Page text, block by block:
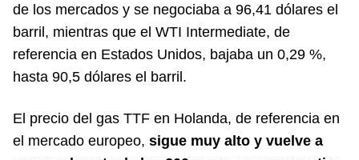
de los mercados y se negociaba a 96,41 dólares el
barril, mientras que el WTI Intermediate, de
referencia en Estados Unidos, bajaba un 0,29 %,
hasta 90,5 dólares el barril.
El precio del gas TTF en Holanda, de referencia en
el mercado europeo, sigue muy alto y vuelve a